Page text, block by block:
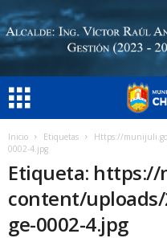
Inicio Etiquetas
Https://
0002-4.jpg
Etiqueta:
content/uploads/
ge-0002-4.jpg